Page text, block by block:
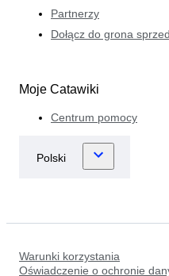
Partnerzy
Dołącz do grona
Moje Catawiki
Centrum pomocy
Warunki korzystania
Oświadczenie o ochronie